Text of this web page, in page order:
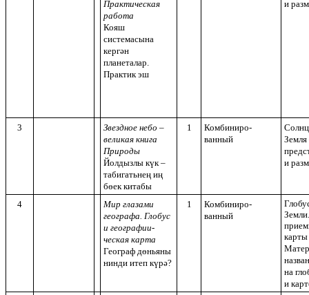
Практическая
работа
Кояш
системасына
кергән
планеталар.
Практик эш
и
3
Звездное небо –
великая книга
Природы
Йолдызлы күк –
табигатьнең иң
бөек китабы
1
Комбиниро-
ванный
Земля
и
4
Мир глазами
географа. Глобус
и географии-
ческая карта
Географ дөньяны
нинди итеп күрә?
1
Комбиниро-
ванный
карты
на
и